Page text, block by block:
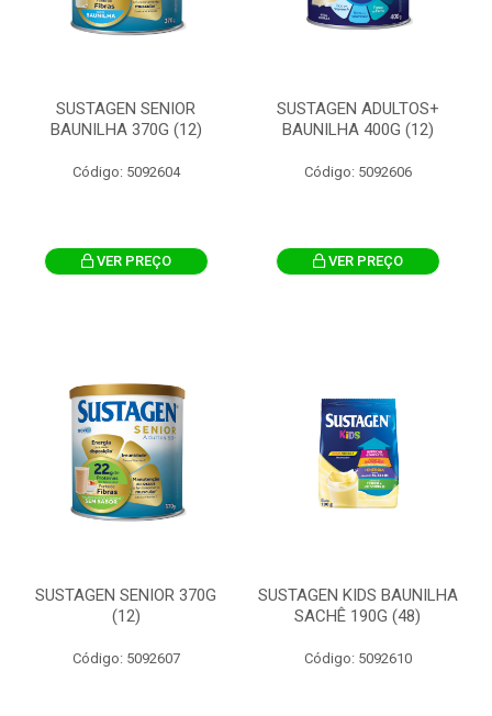
SUSTAGEN SENIOR
BAUNILHA 370G (12)
Código: 5092604
VER PREÇO
SUSTAGEN ADULTOS+
BAUNILHA 400G (12)
Código: 5092606
VER PREÇO
SUSTAGEN SENIOR 370G
(12)
Código: 5092607
SUSTAGEN KIDS BAUNILHA
SACHÊ 190G (48)
Código: 5092610